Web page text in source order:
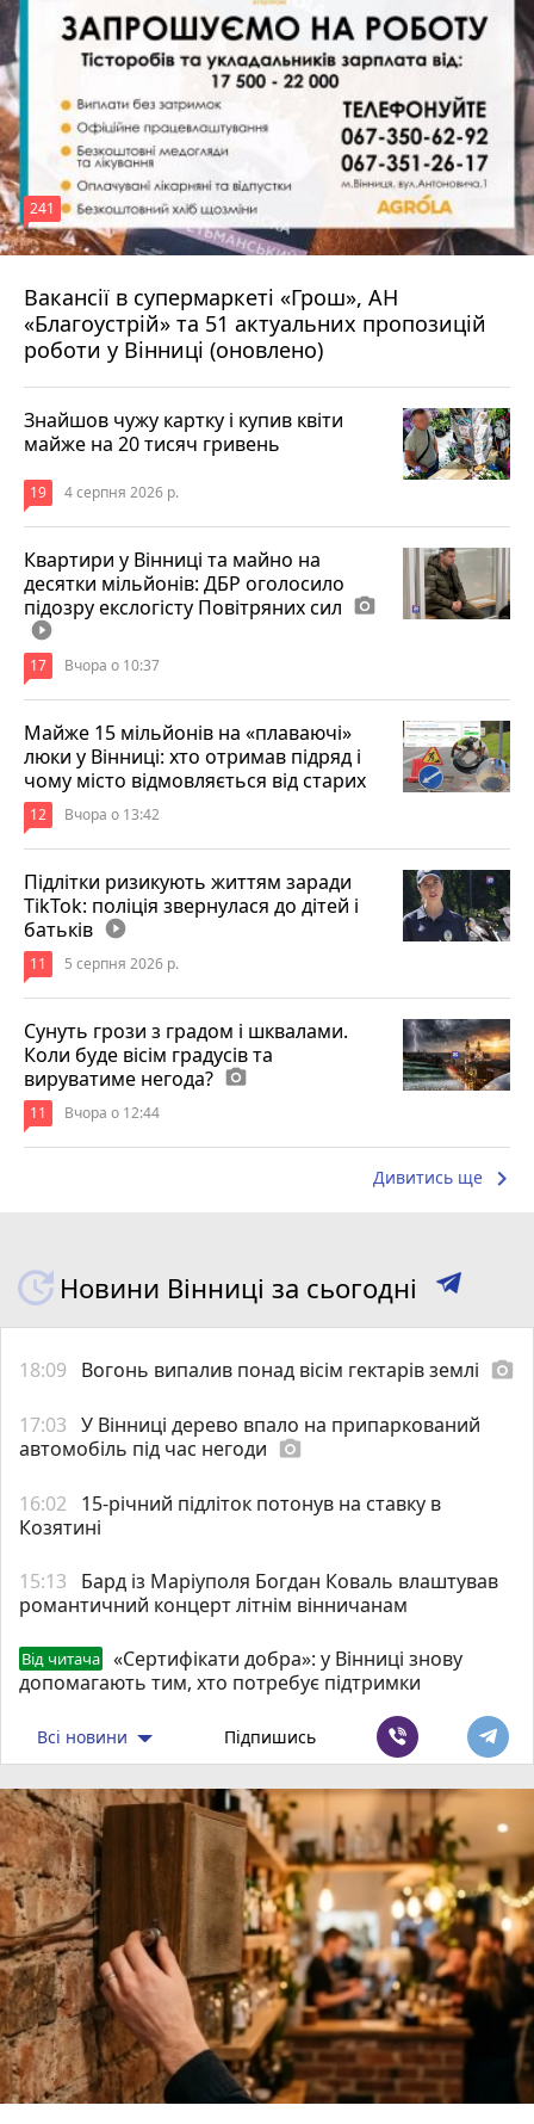
Вакансії в супермаркеті «Грош», АН
«Благоустрій» та 51 актуальних пропозицій
роботи у Вінниці (оновлено)
241
4 серпня 2026 р.
Знайшов чужу картку і купив квіти
майже на 20 тисяч гривень
19 4 серпня 2026 р.
Квартири у Вінниці та майно на
десятки мільйонів: ДБР оголосило
підозру екслогісту Повітряних сил photo_camera
play_circle_filled
17 Вчора о 10:37
Майже 15 мільйонів на «плаваючі»
люки у Вінниці: хто отримав підряд і
чому місто відмовляється від старих
12 Вчора о 13:42
Підлітки ризикують життям заради
TikTok: поліція звернулася до дітей і
батьків play_circle_filled
11 5 серпня 2026 р.
Сунуть грози з градом і шквалами.
Коли буде вісім градусів та
вируватиме негода? photo_camera
11 Вчора о 12:44
Дивитись ще keyboard_arrow_right
Новини Вінниці за сьогодні
18:09 Вогонь випалив понад вісім гектарів землі photo_camera
17:03 У Вінниці дерево впало на припаркований
автомобіль під час негоди photo_camera
16:02
15-річний підліток потонув на ставку в
Козятині
15:13
Бард із Маріуполя Богдан Коваль влаштував
романтичний концерт літнім вінничанам
Від читача
«Сертифікати добра»: у Вінниці знову
допомагають тим, хто потребує підтримки
Всі новини Підпишись